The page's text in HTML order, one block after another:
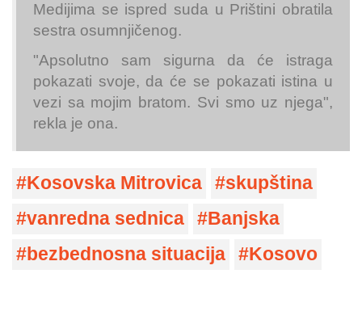
Medijima se ispred suda u Prištini obratila
sestra osumnjičenog.
"Apsolutno sam sigurna da će istraga
pokazati svoje, da će se pokazati istina u
vezi sa mojim bratom. Svi smo uz njega",
rekla je ona.
Kosovska Mitrovica
skupština
vanredna sednica
Banjska
bezbednosna situacija
Kosovo